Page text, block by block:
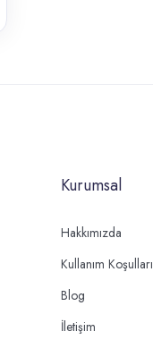
Kurumsal
Hakkımızda
Kullanım Koşulları
Blog
İletişim